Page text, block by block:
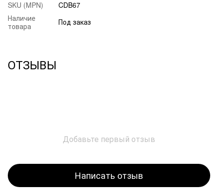
SKU (MPN)
CDB67
Наличие
товара
Под заказ
ОТЗЫВЫ
Добавьте первый отзыв
Написать отзыв